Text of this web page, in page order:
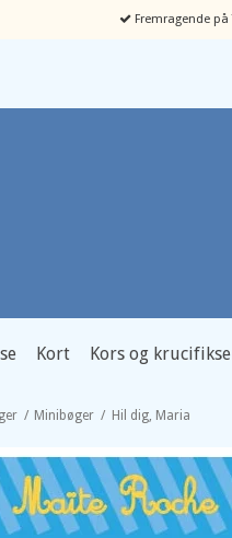
Fremragende
Kort Kors og
/ Minibøger / Hil dig, Maria